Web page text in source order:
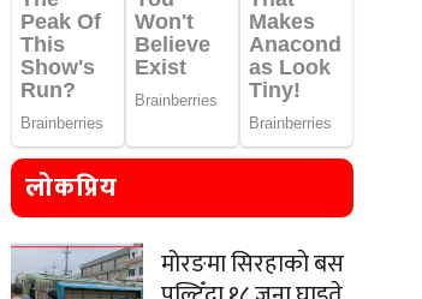
लोकप्रिय
मोरङमा सिरहाकाे बस